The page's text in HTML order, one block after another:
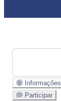
Informações
Participar